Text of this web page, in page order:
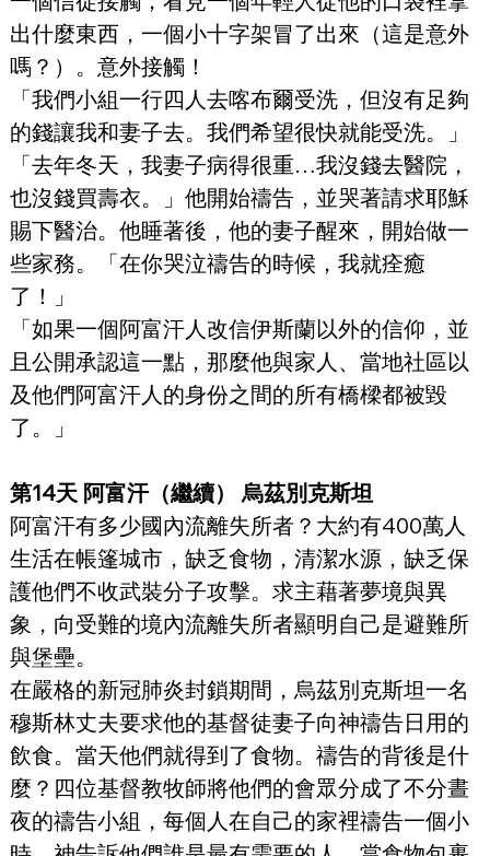
出什麼東西，一個小十字架冒了出來（這是意外
嗎？）。意外接觸！
「我們小組一行四人去喀布爾受洗，但沒有足夠
的錢讓我和妻子去。我們希望很快就能受洗。」
「去年冬天，我妻子病得很重…我沒錢去醫院，
也沒錢買壽衣。」他開始禱告，並哭著請求耶穌
賜下醫治。他睡著後，他的妻子醒來，開始做一
些家務。「在你哭泣禱告的時候，我就痊癒
了！」
「如果一個阿富汗人改信伊斯蘭以外的信仰，並
且公開承認這一點，那麼他與家人、當地社區以
及他們阿富汗人的身份之間的所有橋樑都被毀
了。」
第14天 阿富汗（繼續） 烏茲別克斯坦
阿富汗有多少國內流離失所者？大約有400萬人
生活在帳篷城市，缺乏食物，清潔水源，缺乏保
護他們不收武裝分子攻擊。求主藉著夢境與異
象，向受難的境內流離失所者顯明自己是避難所
與堡壘。
在嚴格的新冠肺炎封鎖期間，烏茲別克斯坦一名
穆斯林丈夫要求他的基督徒妻子向神禱告日用的
飲食。當天他們就得到了食物。禱告的背後是什
麼？四位基督教牧師將他們的會眾分成了不分晝
夜的禱告小組，每個人在自己的家裡禱告一個小